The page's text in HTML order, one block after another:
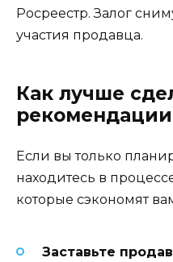
Росреестр. Залог
участия продавца.
Как лучше
Если вы только
находитесь в
которые сэкономят
Заставьте